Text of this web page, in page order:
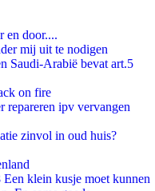
en door....
mij uit te nodigen
Saudi-Arabië bevat art.5
on fire
repareren ipv vervangen
zinvol in oud huis?
klein kusje moet kunnen